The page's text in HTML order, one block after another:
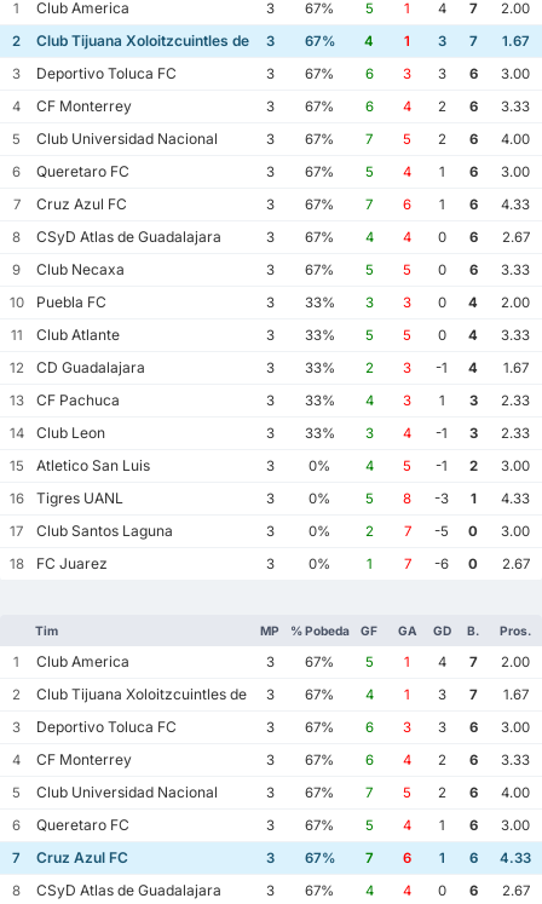
1 Club America 3 67% 5 1 4 7
2.00
2
Club Tijuana Xoloitzcuintles de Caliente
3 67% 4 1 3 7
1.67
3
Deportivo Toluca FC 3 67% 6 3 3 6
3.00
4
CF Monterrey 3 67% 6 4 2 6
3.33
5
Club Universidad Nacional 3 67% 7 5 2 6
4.00
6
Queretaro FC 3 67% 5 4 1 6
3.00
7
Cruz Azul FC 3 67% 7 6 1 6
4.33
8
CSyD Atlas de Guadalajara 3 67% 4 4 0 6
2.67
9
Club Necaxa 3 67% 5 5 0 6
3.33
10
Puebla FC 3 33% 3 3 0 4
2.00
11
Club Atlante 3 33% 5 5 0 4
3.33
12
CD Guadalajara 3 33% 2 3 -1 4
1.67
13
CF Pachuca 3 33% 4 3 1 3
2.33
14
Club Leon 3 33% 3 4 -1 3
2.33
15
Atletico San Luis 3 0% 4 5 -1 2
3.00
16
Tigres UANL 3 0% 5 8 -3 1
4.33
17
Club Santos Laguna 3 0% 2 7 -5 0
3.00
18
FC Juarez 3 0% 1 7 -6 0 2.67
Tim MP % Pobeda GF GA GD B. Pros.
1 Club America 3 67% 5 1 4 7
2.00
2
Club Tijuana Xoloitzcuintles de Caliente
3 67% 4 1 3 7
1.67
3
Deportivo Toluca FC 3 67% 6 3 3 6
3.00
4
CF Monterrey 3 67% 6 4 2 6
3.33
5
Club Universidad Nacional 3 67% 7 5 2 6
4.00
6
Queretaro FC 3 67% 5 4 1 6
3.00
7
Cruz Azul FC 3 67% 7 6 1 6
4.33
8
CSyD Atlas de Guadalajara 3 67% 4 4 0 6
2.67